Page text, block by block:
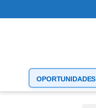
OPORTUNIDADES